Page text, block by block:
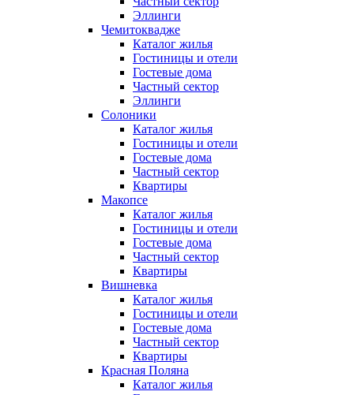
Эллинги
Чемитоквадже
Каталог жилья
Гостиницы и отели
Гостевые дома
Частный сектор
Эллинги
Солоники
Каталог жилья
Гостиницы и отели
Гостевые дома
Частный сектор
Квартиры
Макопсе
Каталог жилья
Гостиницы и отели
Гостевые дома
Частный сектор
Квартиры
Вишневка
Каталог жилья
Гостиницы и отели
Гостевые дома
Частный сектор
Квартиры
Красная Поляна
Каталог жилья